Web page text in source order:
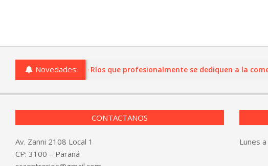
Novedades:
comercios de Entre Ríos que profesionalmente se dediquen a la
CONTACTANOS
Av. Zanni 2108 Local 1
CP: 3100 – Paraná
Lunes